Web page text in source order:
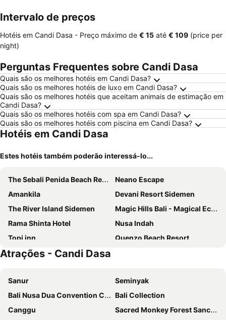
Intervalo de preços
Hotéis em Candi Dasa - Preço máximo de ‎€ 15 até ‎€ 109 (price per
night)
Perguntas Frequentes sobre Candi Dasa
Quais são os melhores hotéis em Candi Dasa?
Quais são os melhores hotéis de luxo em Candi Dasa?
Quais são os melhores hotéis que aceitam animais de estimação em
Candi Dasa?
Quais são os melhores hotéis com spa em Candi Dasa?
Quais são os melhores hotéis com piscina em Candi Dasa?
Hotéis em Candi Dasa
Estes hotéis também poderão interessá-lo...
The Sebali Penida Beach Resort
Neano Escape
Amankila
Devani Resort Sidemen
The River Island Sidemen
Magic Hills Bali - Magical Eco-Luxury Lodge
Rama Shinta Hotel
Nusa Indah
Topi inn
Quenzo Beach Resort
Serangan Inn Mimba
Atrações - Candi Dasa
Sanur
Seminyak
Bali Nusa Dua Convention Center
Bali Collection
Canggu
Sacred Monkey Forest Sanctuary